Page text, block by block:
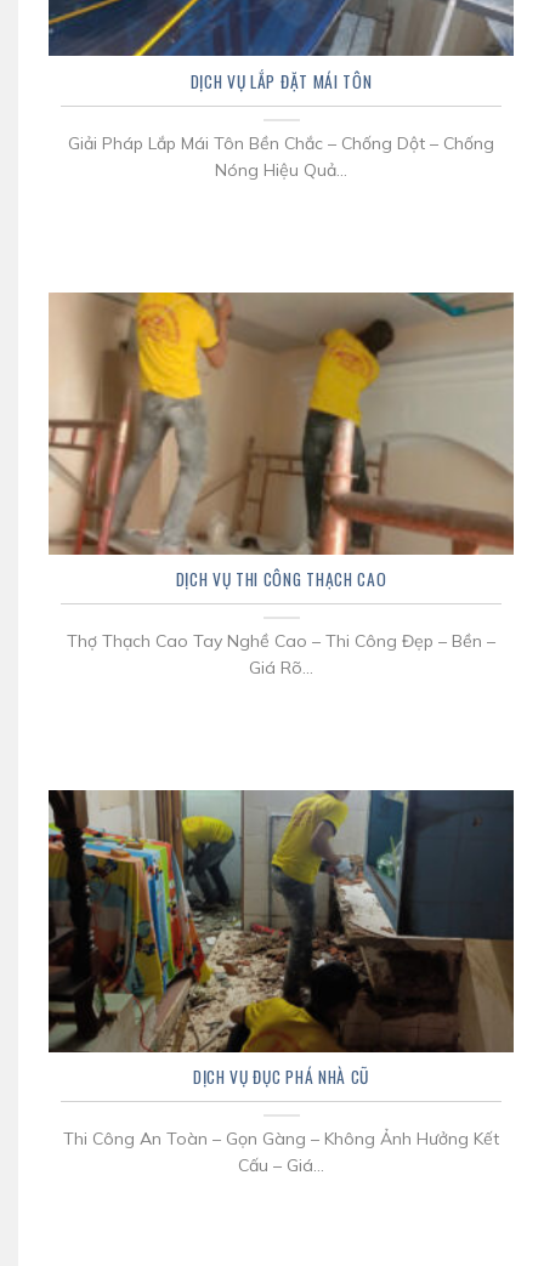
DỊCH VỤ LẮP ĐẶT MÁI TÔN
Giải Pháp Lắp Mái Tôn Bền Chắc – Chống Dột – Chống
Nóng Hiệu Quả...
DỊCH VỤ THI CÔNG THẠCH CAO
Thợ Thạch Cao Tay Nghề Cao – Thi Công Đẹp – Bền –
Giá Rõ...
DỊCH VỤ ĐỤC PHÁ NHÀ CŨ
Thi Công An Toàn – Gọn Gàng – Không Ảnh Hưởng Kết
Cấu – Giá...